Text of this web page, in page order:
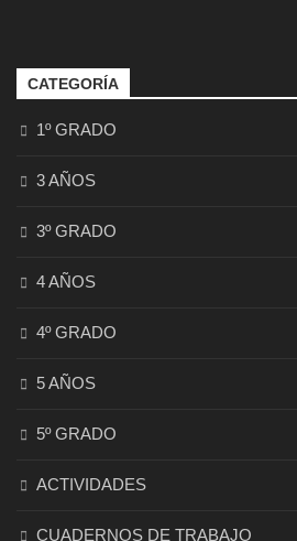
CATEGORÍA
1º GRADO
3 AÑOS
3º GRADO
4 AÑOS
4º GRADO
5 AÑOS
5º GRADO
ACTIVIDADES
CUADERNOS DE TRABAJO